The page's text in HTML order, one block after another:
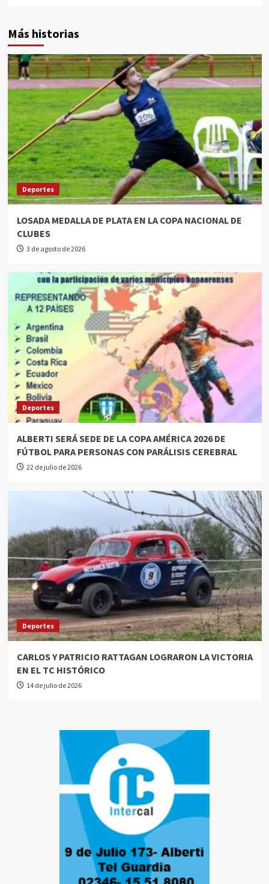
Más historias
Deportes
LOSADA MEDALLA DE PLATA EN LA COPA NACIONAL DE
CLUBES
3 de agosto de 2026
Deportes
ALBERTI SERÁ SEDE DE LA COPA AMÉRICA 2026 DE
FÚTBOL PARA PERSONAS CON PARÁLISIS CEREBRAL
22 de julio de 2026
Deportes
CARLOS Y PATRICIO RATTAGAN LOGRARON LA VICTORIA
EN EL TC HISTÓRICO
14 de julio de 2026